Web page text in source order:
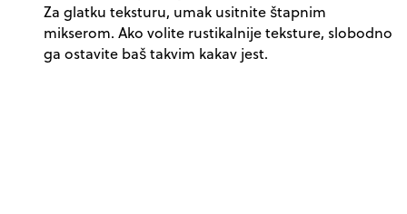
Za glatku teksturu, umak usitnite štapnim
mikserom. Ako volite rustikalnije teksture, slobodno
ga ostavite baš takvim kakav jest.